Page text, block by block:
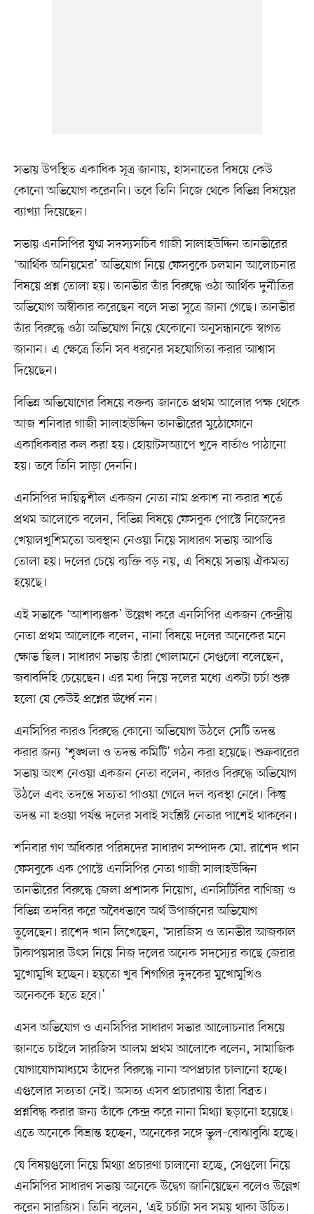
সভায় উপস্থিত একাধিক সূত্র জানায়, হাসনাতের বিষয়ে কেউ
কোনো অভিযোগ করেননি। তবে তিনি নিজে থেকে বিভিন্ন বিষয়ের
ব্যাখ্যা দিয়েছেন।
সভায় এনসিপির যুগ্ম সদস্যসচিব গাজী সালাহউদ্দিন তানভীরের
‘আর্থিক অনিয়মের’ অভিযোগ নিয়ে ফেসবুকে চলমান আলোচনার
বিষয়ে প্রশ্ন তোলা হয়। তানভীর তাঁর বিরুদ্ধে ওঠা আর্থিক দুর্নীতির
অভিযোগ অস্বীকার করেছেন বলে সভা সূত্রে জানা গেছে। তানভীর
তাঁর বিরুদ্ধে ওঠা অভিযোগ নিয়ে যেকোনো অনুসন্ধানকে স্বাগত
জানান। এ ক্ষেত্রে তিনি সব ধরনের সহযোগিতা করার আশ্বাস
দিয়েছেন।
বিভিন্ন অভিযোগের বিষয়ে বক্তব্য জানতে প্রথম আলোর পক্ষ থেকে
আজ শনিবার গাজী সালাহউদ্দিন তানভীরের মুঠোফোনে
একাধিকবার কল করা হয়। হোয়াটসঅ্যাপে খুদে বার্তাও পাঠানো
হয়। তবে তিনি সাড়া দেননি।
এনসিপির দায়িত্বশীল একজন নেতা নাম প্রকাশ না করার শর্তে
প্রথম আলোকে বলেন, বিভিন্ন বিষয়ে ফেসবুক পোস্টে নিজেদের
খেয়ালখুশিমতো অবস্থান নেওয়া নিয়ে সাধারণ সভায় আপত্তি
তোলা হয়। দলের চেয়ে ব্যক্তি বড় নয়, এ বিষয়ে সভায় ঐকমত্য
হয়েছে।
এই সভাকে ‘আশাব্যঞ্জক’ উল্লেখ করে এনসিপির একজন কেন্দ্রীয়
নেতা প্রথম আলোকে বলেন, নানা বিষয়ে দলের অনেকের মনে
ক্ষোভ ছিল। সাধারণ সভায় তাঁরা খোলামনে সেগুলো বলেছেন,
জবাবদিহি চেয়েছেন। এর মধ্য দিয়ে দলের মধ্যে একটা চর্চা শুরু
হলো যে কেউই প্রশ্নের ঊর্ধ্বে নন।
এনসিপির কারও বিরুদ্ধে কোনো অভিযোগ উঠলে সেটি তদন্ত
করার জন্য ‘শৃঙ্খলা ও তদন্ত কমিটি’ গঠন করা হয়েছে। শুক্রবারের
সভায় অংশ নেওয়া একজন নেতা বলেন, কারও বিরুদ্ধে অভিযোগ
উঠলে এবং তদন্তে সত্যতা পাওয়া গেলে দল ব্যবস্থা নেবে। কিন্তু
তদন্ত না হওয়া পর্যন্ত দলের সবাই সংশ্লিষ্ট নেতার পাশেই থাকবেন।
শনিবার গণ অধিকার পরিষদের সাধারণ সম্পাদক মো. রাশেদ খান
ফেসবুকে এক পোস্টে এনসিপির নেতা গাজী সালাহউদ্দিন
তানভীরের বিরুদ্ধে জেলা প্রশাসক নিয়োগ, এনসিটিবির বাণিজ্য ও
বিভিন্ন তদবির করে অবৈধভাবে অর্থ উপার্জনের অভিযোগ
তুলেছেন। রাশেদ খান লিখেছেন, ‘সারজিস ও তানভীর আজকাল
টাকাপয়সার উৎস নিয়ে নিজ দলের অনেক সদস্যের কাছে জেরার
মুখোমুখি হচ্ছেন। হয়তো খুব শিগগির দুদকের মুখোমুখিও
অনেককে হতে হবে।’
এসব অভিযোগ ও এনসিপির সাধারণ সভার আলোচনার বিষয়ে
জানতে চাইলে সারজিস আলম প্রথম আলোকে বলেন, সামাজিক
যোগাযোগমাধ্যমে তাঁদের বিরুদ্ধে নানা অপপ্রচার চালানো হচ্ছে।
এগুলোর সত্যতা নেই। অসত্য এসব প্রচারণায় তাঁরা বিব্রত।
প্রশ্নবিদ্ধ করার জন্য তাঁকে কেন্দ্র করে নানা মিথ্যা ছড়ানো হয়েছে।
এতে অনেকে বিভ্রান্ত হচ্ছেন, অনেকের সঙ্গে ভুল–বোঝাবুঝি হচ্ছে।
যে বিষয়গুলো নিয়ে মিথ্যা প্রচারণা চালানো হচ্ছে, সেগুলো নিয়ে
এনসিপির সাধারণ সভায় অনেকে উদ্বেগ জানিয়েছেন বলেও উল্লেখ
করেন সারজিস। তিনি বলেন, ‘এই চর্চাটা সব সময় থাকা উচিত।